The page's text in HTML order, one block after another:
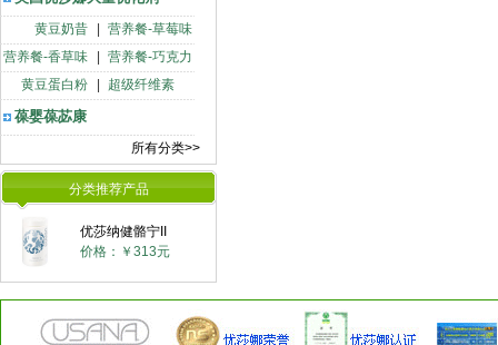
黄豆奶昔
营养餐-草莓味
营养餐-香草味
营养餐-巧克力
黄豆蛋白粉
超级纤维素
葆婴葆苾康
所有分类>>
分类推荐产品
优莎纳健骼宁II
价格：￥313元